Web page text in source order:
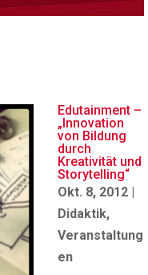
Edutainment –
„Innovation
von Bildung
durch
Kreativität und
Storytelling“
Okt. 8, 2012 |
Didaktik,
Veranstaltung
en